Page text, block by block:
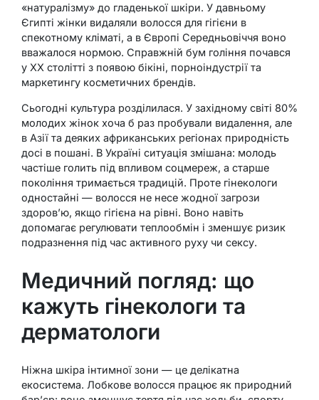
«натуралізму» до гладенької шкіри. У давньому
Єгипті жінки видаляли волосся для гігієни в
спекотному кліматі, а в Європі Середньовіччя воно
вважалося нормою. Справжній бум гоління почався
у XX столітті з появою бікіні, порноіндустрії та
маркетингу косметичних брендів.
Сьогодні культура розділилася. У західному світі 80%
молодих жінок хоча б раз пробували видалення, але
в Азії та деяких африканських регіонах природність
досі в пошані. В Україні ситуація змішана: молодь
частіше голить під впливом соцмереж, а старше
покоління тримається традицій. Проте гінекологи
одностайні — волосся не несе жодної загрози
здоров’ю, якщо гігієна на рівні. Воно навіть
допомагає регулювати теплообмін і зменшує ризик
подразнення під час активного руху чи сексу.
Медичний погляд: що
кажуть гінекологи та
дерматологи
Ніжна шкіра інтимної зони — це делікатна
екосистема. Лобкове волосся працює як природний